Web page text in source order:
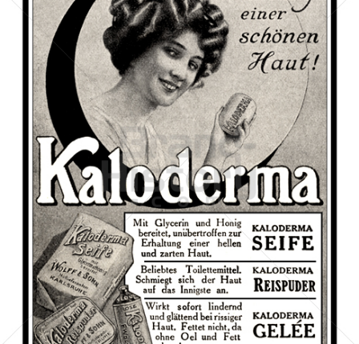
KALODERMA - F. WOLFF & SOHN, KARLSRUHE
Berlin Cosmetics GmbH & Co. KG
1911